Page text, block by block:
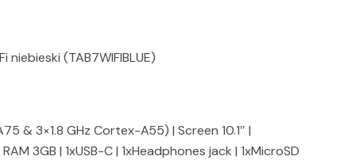
niebieski (TAB7WIFIBLUE)
& 3×1.8 GHz Cortex-A55) | Screen 10.1″ |
3GB | 1xUSB-C | 1xHeadphones jack | 1xMicroSD